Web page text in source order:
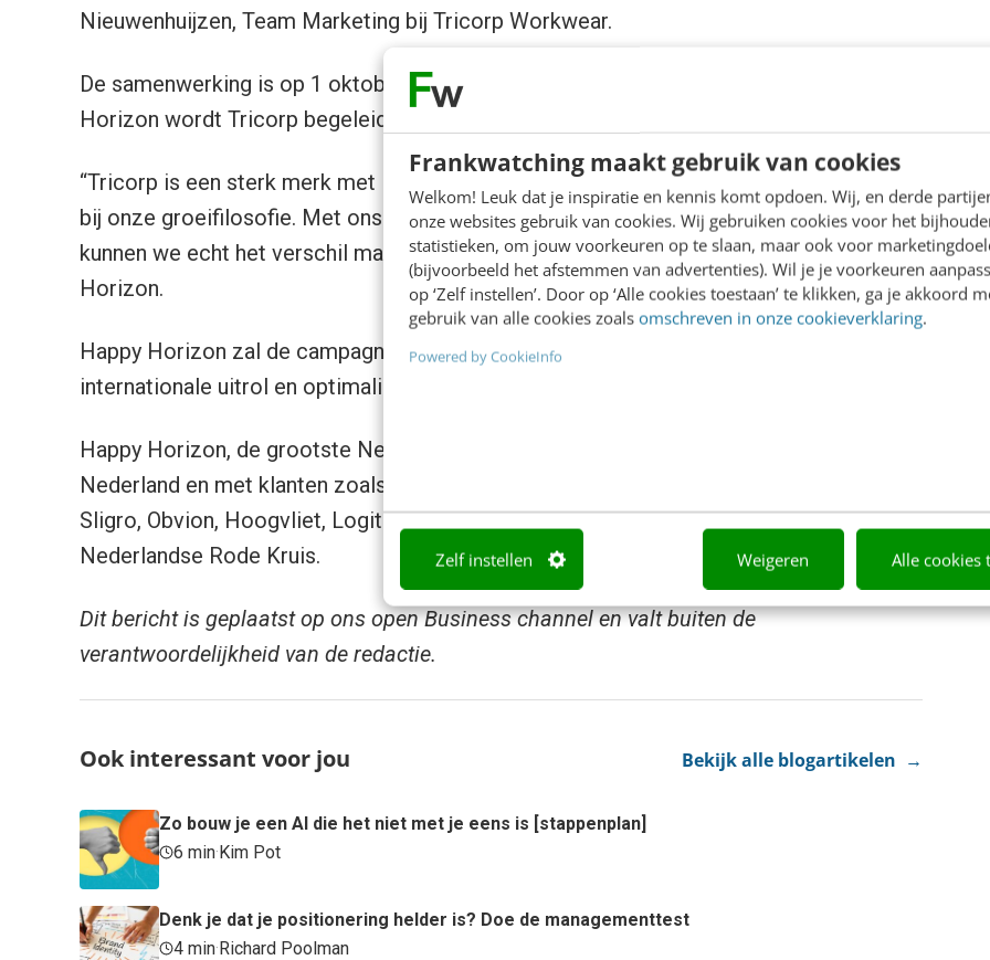
Frankwatching maakt gebruik van cookies
Welkom! Leuk dat je inspiratie en kennis komt opdoen. Wij, en derde
onze websites gebruik van cookies. Wij gebruiken cookies voor het
statistieken, om jouw voorkeuren op te slaan, maar ook voor
(bijvoorbeeld het afstemmen van advertenties). Wil je je voorkeuren
op ‘Zelf instellen’. Door op ‘Alle cookies toestaan’ te klikken, ga je akkoord
gebruik van alle cookies zoals omschreven in onze cookieverklaring.
Powered by CookieInfo
Zelf instellen Weigeren Alle cookies
Nieuwenhuijzen, Team Marketing bij Tricorp Workwear.
De samenwerking is op 1 oktober 2025 gestart en vanuit de Tilburgse hub van Happy
Horizon wordt Tricorp begeleid bij de verdere digitalisering en internationale groei.
“Tricorp is een sterk merk met internationale ambitie. Precies het soort klant dat past
bij onze groeifilosofie. Met ons lokale team in Tilburg en internationale slagkracht
kunnen we echt het verschil maken”, aldus Jochem Nauw, Account Director bij Happy
Horizon.
Happy Horizon zal de campagnes ontwikkelen met behulp van Smartly, waarmee
internationale uitrol en optimalisatie centraal staan.
Happy Horizon, de grootste Nederlandse bureaugroep met zeven hubs door heel
Nederland en met klanten zoals Puma, Klaverblad, Intergamma, de centrale overheid,
Sligro, Obvion, Hoogvliet, Logitech, Electronic Arts, EP, Xenos, NN Group, CSU en Het
Nederlandse Rode Kruis.
Dit bericht is geplaatst op ons open Business channel en valt buiten de
verantwoordelijkheid van de redactie.
Ook interessant voor jou Bekijk alle blogartikelen →
Zo bouw je een AI die het niet met je eens is [stappenplan]
6 min·Kim Pot
Denk je dat je positionering helder is? Doe de managementtest
4 min·Richard Poolman